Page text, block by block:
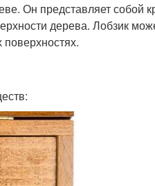
Он представляет собой
дерева. Лобзик
поверхностях.